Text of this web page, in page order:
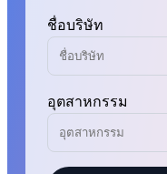
ชื่อบริษัท
อุตสาหกรรม